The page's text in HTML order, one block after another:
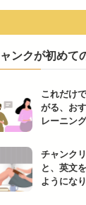
ンクが初めて
これだけ
がる、お
レーニン
チャンク
と、英文
ようにな